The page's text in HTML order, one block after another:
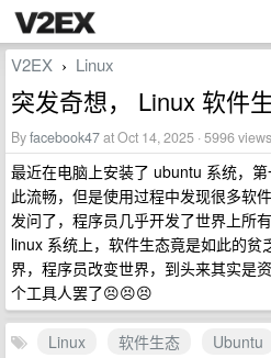
V2EX › Linux
突发奇想， Linux 软件
Byfacebook47at Oct 14, 2025 · 5996 views
最近在电脑上安装了 ubuntu 系统，
此流畅，但是使用过程中发现很多软
发问了，程序员几乎开发了世界上所
linux 系统上，软件生态竟是如此的贫
界，程序员改变世界，到头来其实是
个工具人罢了😣😣😣
Linux 软件生态
Ubuntu